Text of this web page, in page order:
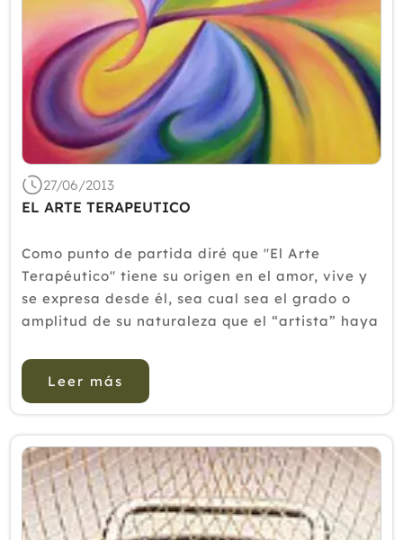
27/06/2013
EL ARTE TERAPEUTICO
Como punto de partida diré que "El Arte
Terapéutico" tiene su origen en el amor, vive y
se expresa desde él, sea cual sea el grado o
amplitud de su naturaleza que el “artista” haya
amor en el Ar...
Leer más